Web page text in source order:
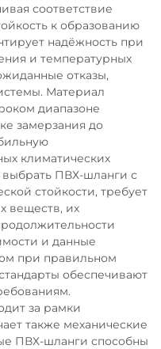
соответствие
к образованию
надёжность при
и температурных
отказы,
Материал
диапазоне
замерзания до
климатических
выбрать ПВХ-шланги с
стойкости, требует
веществ, их
и данные
при правильном
обеспечивают
за рамки
также механические
ПВХ-шланги способны